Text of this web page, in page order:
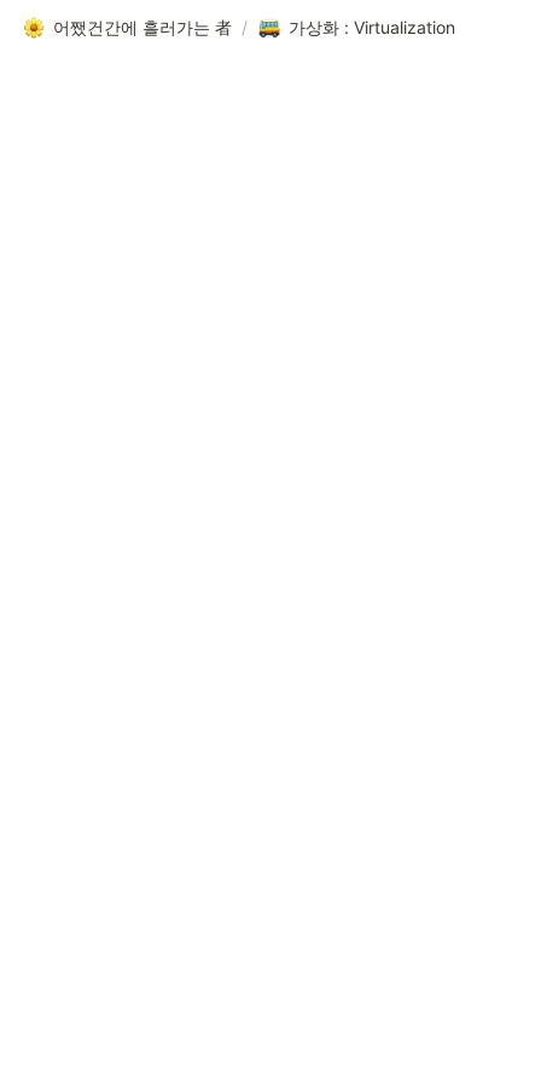
어쨌건간에 흘러가는 者 / 가상화 : Virtualization